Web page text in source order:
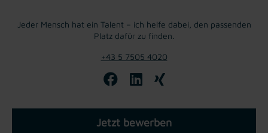
Jeder Mensch hat ein Talent – ich helfe dabei, den passenden
Platz dafür zu finden.
+43 5 7505 4020
Jetzt bewerben